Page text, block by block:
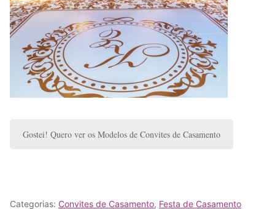
Gostei! Quero ver os Modelos de Convites de Casamento
Categorias: Convites de Casamento, Festa de Casamento